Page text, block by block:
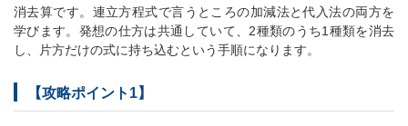
消去算です。連立方程式で言うところの加減法と代入法の両方を
学びます。発想の仕方は共通していて、2種類のうち1種類を消去
し、片方だけの式に持ち込むという手順になります。
【攻略ポイント1】